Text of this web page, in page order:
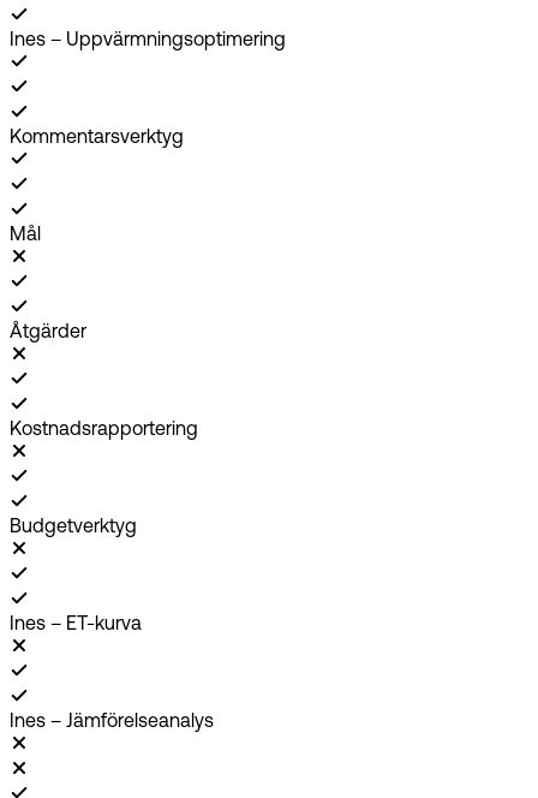
Ines – Uppvärmningsoptimering
Kommentarsverktyg
Mål
Åtgärder
Kostnadsrapportering
Budgetverktyg
Ines – ET-kurva
Ines – Jämförelseanalys